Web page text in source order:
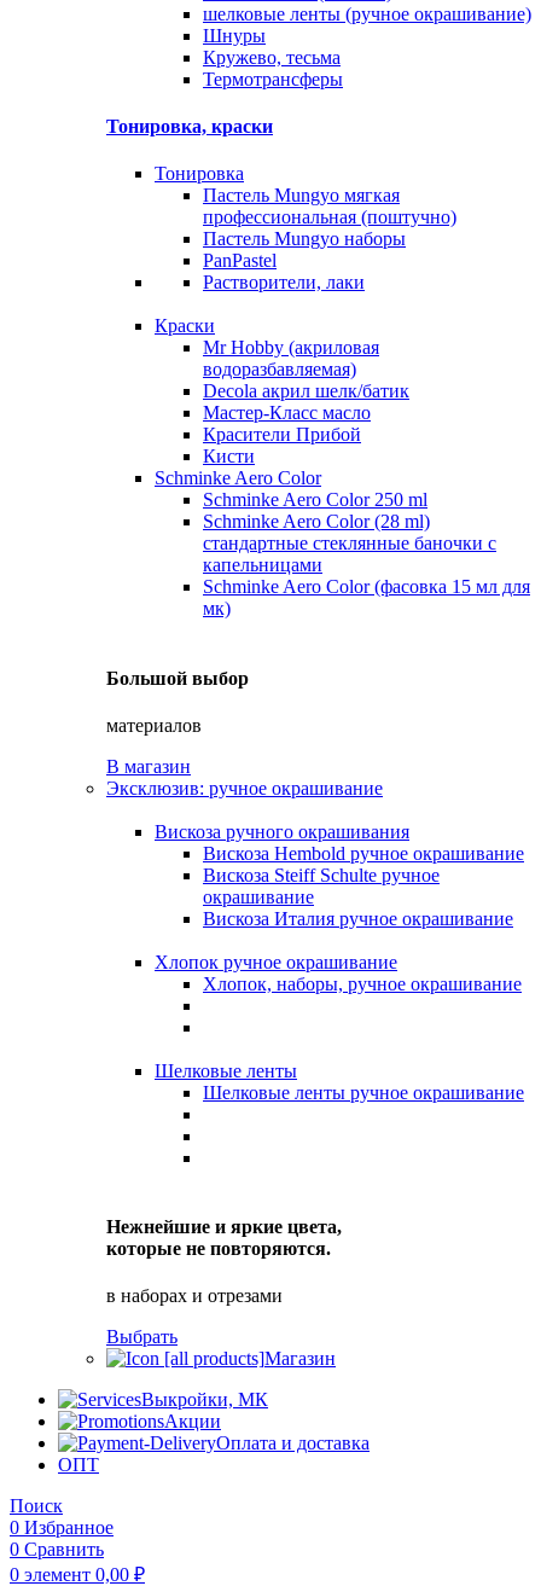
шелковые ленты (ручное окрашивание)
Шнуры
Кружево, тесьма
Термотрансферы
Тонировка, краски
Тонировка
Пастель Mungyo мягкая
профессиональная (поштучно)
Пастель Mungyo наборы
PanPastel
Растворители, лаки
Краски
Mr Hobby (акриловая
водоразбавляемая)
Decola акрил шелк/батик
Мастер-Класс масло
Красители Прибой
Кисти
Schminke Aero Color
Schminke Aero Color 250 ml
Schminke Aero Color (28 ml)
стандартные стеклянные баночки с
капельницами
Schminke Aero Color (фасовка 15 мл для
мк)
Большой выбор
материалов
В магазин
Эксклюзив: ручное окрашивание
Вискоза ручного окрашивания
Вискоза Hembold ручное окрашивание
Вискоза Steiff Schulte ручное
окрашивание
Вискоза Италия ручное окрашивание
Хлопок ручное окрашивание
Хлопок, наборы, ручное окрашивание
Шелковые ленты
Шелковые ленты ручное окрашивание
Нежнейшие и яркие цвета,
которые не повторяются.
в наборах и отрезами
Выбрать
Магазин
Выкройки, МК
Акции
Оплата и доставка
ОПТ
Поиск
0 Избранное
0 Сравнить
0 элемент 0,00 ₽